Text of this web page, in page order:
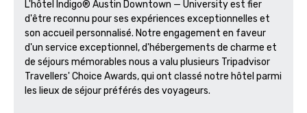
L'hôtel Indigo® Austin Downtown — University est fier
d'être reconnu pour ses expériences exceptionnelles et
son accueil personnalisé. Notre engagement en faveur
d'un service exceptionnel, d'hébergements de charme et
de séjours mémorables nous a valu plusieurs Tripadvisor
Travellers' Choice Awards, qui ont classé notre hôtel parmi
les lieux de séjour préférés des voyageurs.